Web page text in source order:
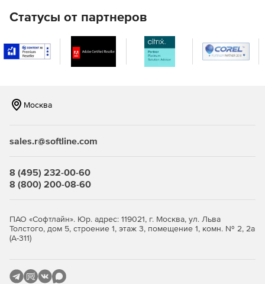
параметров функции контроля учетных записей,
брандмауэра.
Мастер настройки для быстрого начала работы.
неограниченного числа управляемых доменов,
серверов и рабочих станций.
испанском, итальянском, немецком и французском.
Статусы от партнеров
Москва
sales.r@softline.com
8 (495) 232-00-60
8 (800) 200-08-60
ПАО «Софтлайн». Юр. адрес: 119021, г. Москва, ул. Льва
Толстого, дом 5, строение 1, этаж 3, помещение 1, комн. № 2, 2а
(А-311)